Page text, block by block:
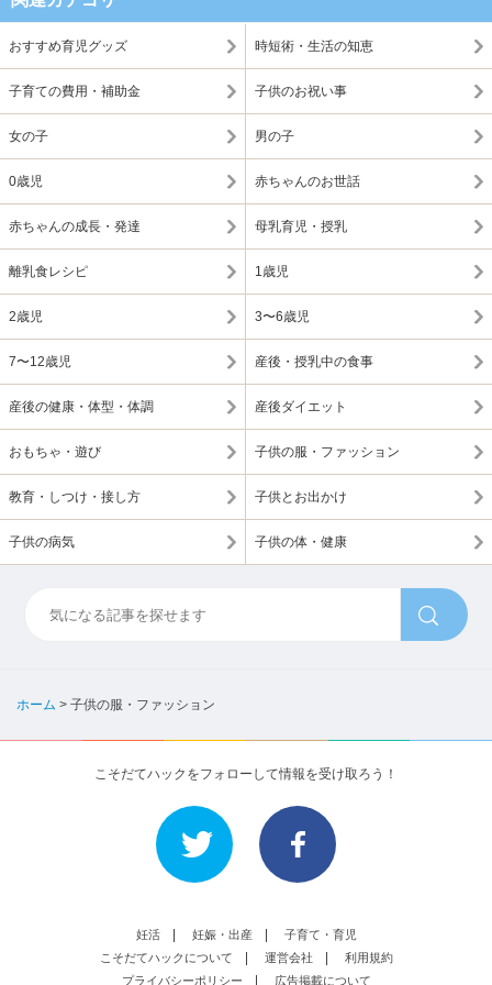
おすすめ育児グッズ 時短術・生活の知恵
子育ての費用・補助金 子供のお祝い事
女の子 男の子
0歳児 赤ちゃんのお世話
赤ちゃんの成長・発達 母乳育児・授乳
離乳食レシピ 1歳児
2歳児 3〜6歳児
7〜12歳児 産後・授乳中の食事
産後の健康・体型・体調 産後ダイエット
おもちゃ・遊び 子供の服・ファッション
教育・しつけ・接し方 子供とお出かけ
子供の病気 子供の体・健康
ホーム > 子供の服・ファッション
こそだてハックをフォローして情報を受け取ろう！
妊活 妊娠・出産
子育て・育児
こそだてハックについて
運営会社
利用規約
プライバシーポリシー
広告掲載について